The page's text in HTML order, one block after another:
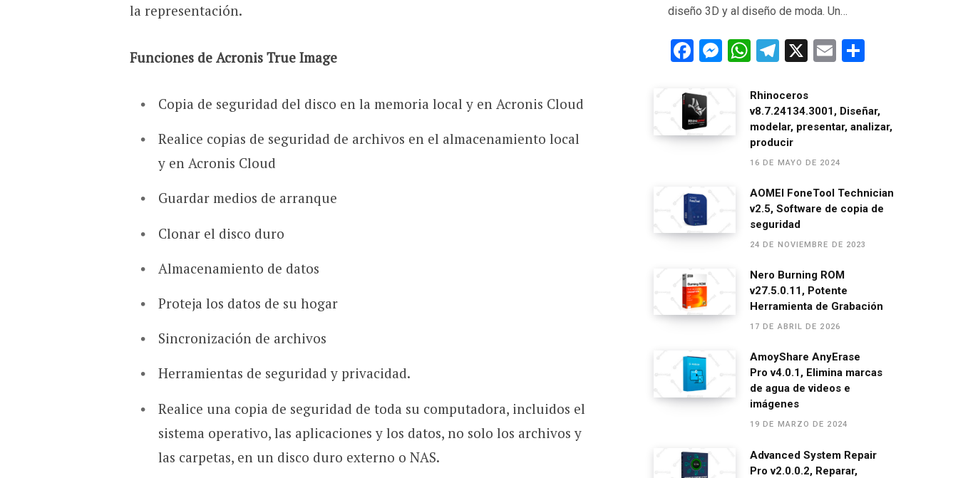
la representación.
Funciones de Acronis True Image
Copia de seguridad del disco en la memoria local y en Acronis Cloud
Realice copias de seguridad de archivos en el almacenamiento local
y en Acronis Cloud
Guardar medios de arranque
Clonar el disco duro
Almacenamiento de datos
Proteja los datos de su hogar
Sincronización de archivos
Herramientas de seguridad y privacidad.
Realice una copia de seguridad de toda su computadora, incluidos el
sistema operativo, las aplicaciones y los datos, no solo los archivos y
las carpetas, en un disco duro externo o NAS.
diseño 3D y al diseño de moda. Un…
F
ce
b
o
k
M
g
W
at
s
A
p
p
T
e
gr
a
m
X
E
p
Rhinoceros
v8.7.24134.3001, Diseñar,
modelar, presentar, analizar,
producir
16 DE MAYO DE 2024
AOMEI FoneTool Technician
v2.5, Software de copia de
seguridad
24 DE NOVIEMBRE DE 2023
Nero Burning ROM
v27.5.0.11, Potente
Herramienta de Grabación
17 DE ABRIL DE 2026
AmoyShare AnyErase
Pro v4.0.1, Elimina marcas
de agua de videos e
imágenes
19 DE MARZO DE 2024
Advanced System Repair
Pro v2.0.0.2, Reparar,